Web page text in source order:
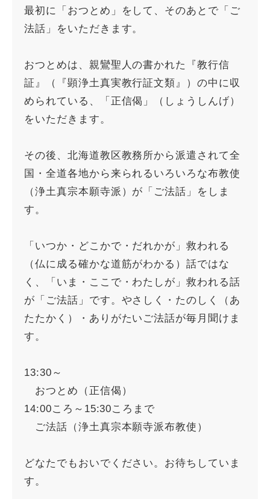
最初に「おつとめ」をして、そのあとで「ご
法話」をいただきます。
おつとめは、親鸞聖人の書かれた『教行信
証』（『顕浄土真実教行証文類』）の中に収
められている、「正信偈」（しょうしんげ）
をいただきます。
その後、北海道教区教務所から派遣されて全
国・全道各地から来られるいろいろな布教使
（浄土真宗本願寺派）が「ご法話」をしま
す。
「いつか・どこかで・だれかが」救われる
（仏に成る確かな道筋がわかる）話ではな
く、「いま・ここで・わたしが」救われる話
が「ご法話」です。やさしく・たのしく（あ
たたかく）・ありがたいご法話が毎月聞けま
す。
13:30～
おつとめ（正信偈）
14:00ころ～15:30ころまで
ご法話（浄土真宗本願寺派布教使）
どなたでもおいでください。お待ちしていま
す。